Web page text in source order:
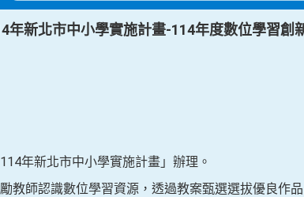
年新北市中小學實施計畫-114年度數位學習創
年新北市中小學實施計畫」辦理。
教師認識數位學習資源，透過教案甄選選拔優良作